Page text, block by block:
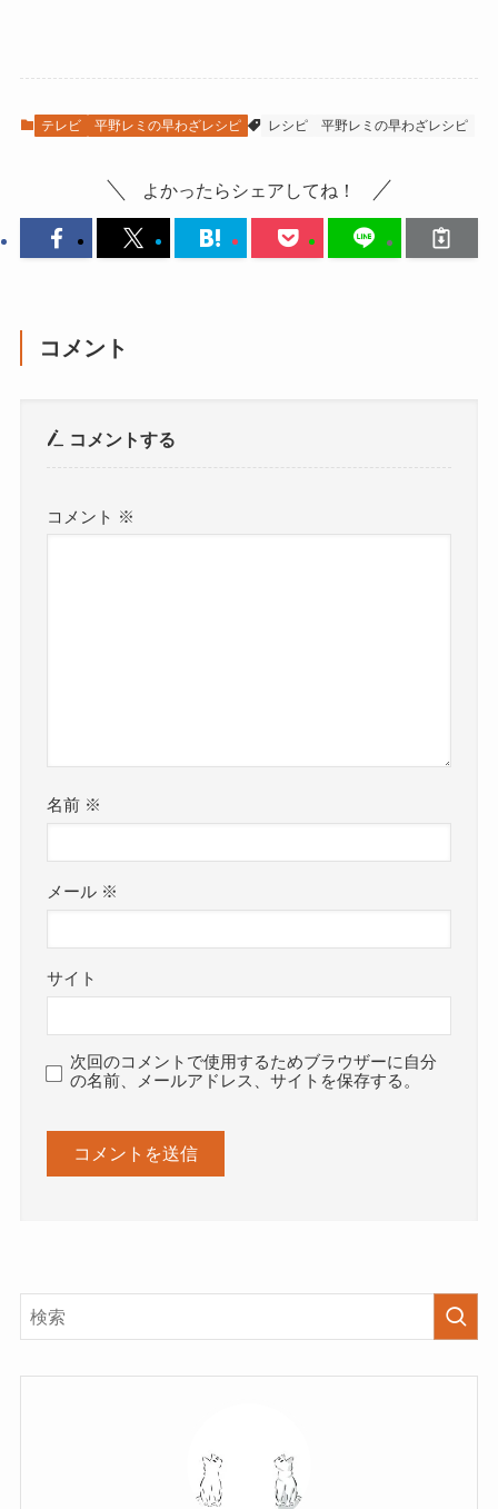
テレビ 平野レミの早わざレシピ レシピ 平野レミの早わざレシピ
よかったらシェアしてね！
コメント
コメントする
コメント ※
名前 ※
メール ※
サイト
次回のコメントで使用するためブラウザーに自分
の名前、メールアドレス、サイトを保存する。